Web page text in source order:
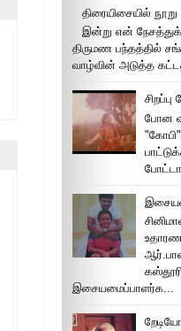
திரையிசையில்
இன்று என்
திருமண பந்தத்தில்
வாழ்வின் அடுத்த
போன
இசையமைப்பாளர்க...